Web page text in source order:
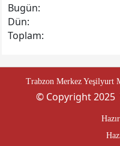
Bugün:
Dün:
Toplam:
Trabzon Merkez Yeşilyurt
© Copyright 2025